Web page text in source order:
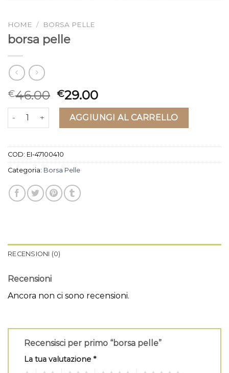
HOME / BORSA PELLE
borsa pelle
€46.00 €29.00
borsa pelle quantitàAGGIUNGI AL CARRELLO
COD: EI-47100410
Categoria: Borsa Pelle
RECENSIONI (0)
Recensioni
Ancora non ci sono recensioni.
Recensisci per primo “borsa pelle”
La tua valutazione *